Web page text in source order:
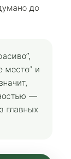
до
место” и
—
главных